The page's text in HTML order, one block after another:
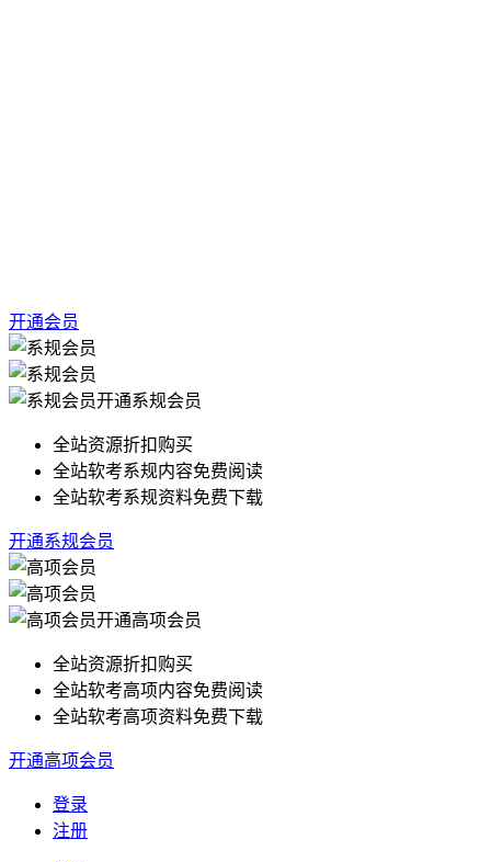
开通会员
开通系规会员
全站资源折扣购买
全站软考系规内容免费阅读
全站软考系规资料免费下载
开通系规会员
开通高项会员
全站资源折扣购买
全站软考高项内容免费阅读
全站软考高项资料免费下载
开通高项会员
登录
注册